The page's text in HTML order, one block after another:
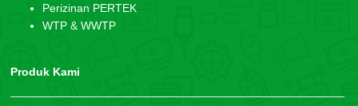
Perizinan PERTEK
WTP & WWTP
Produk Kami